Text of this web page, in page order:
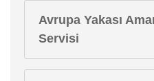
Avrupa Yakası
Servisi